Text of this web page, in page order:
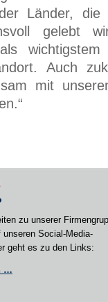
Länder,
gelebt
Auch
mit
zu unserer
unseren Social-Media-
geht es zu den Links:
…